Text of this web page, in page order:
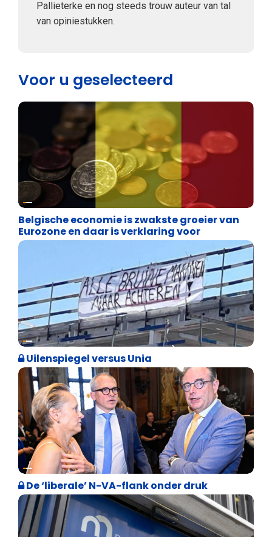
Pallieterke en nog steeds trouw auteur van tal
van opiniestukken.
Voor u geselecteerd
Binnenland politiek
Belgische economie is zwakste groeier van
Eurozone en daar is verklaring voor
Cultuuroorlog
Uilenspiegel versus Unia
Binnenland politiek
De ‘liberale’ N-VA-flank onder druk